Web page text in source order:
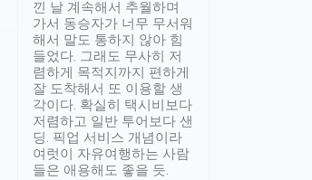
낀 날 계속해서 추월하며
가서 동승자가 너무 무서워
해서 말도 통하지 않아 힘
들었다. 그래도 무사히 저
렴하게 목적지까지 편하게
잘 도착해서 또 이용할 생
각이다. 확실히 택시비보다
저렴하고 일반 투어보다 샌
딩. 픽업 서비스 개념이라
여럿이 자유여행하는 사람
들은 애용해도 좋을 듯.